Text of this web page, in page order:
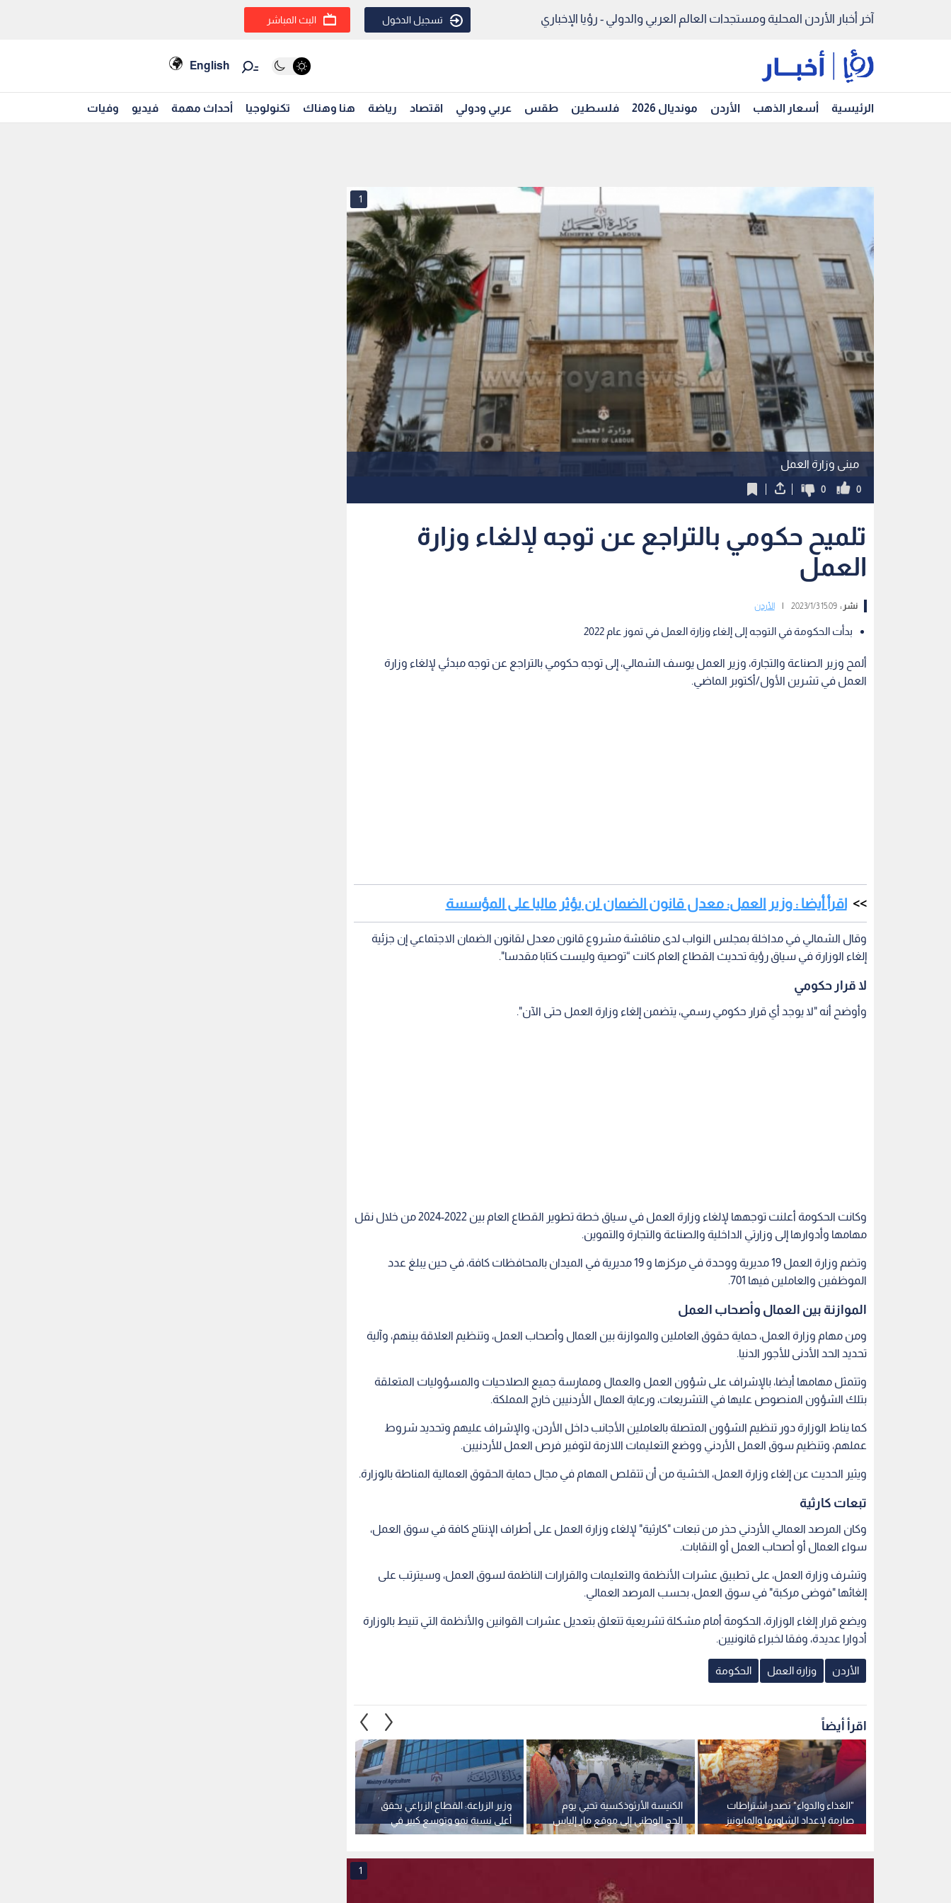
آخر أخبار الأردن المحلية ومستجدات العالم العربي والدولي - رؤيا الإخباري تسجيل الدخول البث المباشر
English
الرئيسية أسعار الذهب الأردن مونديال 2026 فلسطين طقس عربي ودولي اقتصاد رياضة هنا وهناك تكنولوجيا أحداث مهمة فيديو وفيات
مبنى وزارة العمل
1
0
0
تلميح حكومي بالتراجع عن توجه لإلغاء وزارة
العمل
نشر :15:09 2023/1/3 الأردن
بدأت الحكومة في التوجه إلى إلغاء وزارة العمل في تموز عام 2022
ألمح وزير الصناعة والتجارة، وزير العمل يوسف الشمالي، إلى توجه حكومي بالتراجع عن توجه مبدئي لإلغاء وزارة
العمل في تشرين الأول/أكتوبر الماضي.
اقرأ أيضا : وزير العمل: معدل قانون الضمان لن يؤثر ماليا على المؤسسة
وقال الشمالي في مداخلة بمجلس النواب لدى مناقشة مشروع قانون معدل لقانون الضمان الاجتماعي إن جزئية
إلغاء الوزارة في سياق رؤية تحديث القطاع العام كانت “توصية وليست كتابا مقدسا".
لا قرار حكومي
وأوضح أنه "لا يوجد أي قرار حكومي رسمي، يتضمن إلغاء وزارة العمل حتى الآن".
وكانت الحكومة أعلنت توجهها لإلغاء وزارة العمل في سياق خطة تطوير القطاع العام بين 2022-2024 من خلال نقل
مهامها وأدوارها إلى وزارتي الداخلية والصناعة والتجارة والتموين.
وتضم وزارة العمل 19 مديرية ووحدة في مركزها و 19 مديرية في الميدان بالمحافظات كافة، في حين يبلغ عدد
الموظفين والعاملين فيها 701.
الموازنة بين العمال وأصحاب العمل
ومن مهام وزارة العمل، حماية حقوق العاملين والموازنة بين العمال وأصحاب العمل، وتنظيم العلاقة بينهم، وآلية
تحديد الحد الأدنى للأجور الدنيا.
وتتمثل مهامها أيضا، بالإشراف على شؤون العمل والعمال وممارسة جميع الصلاحيات والمسؤوليات المتعلقة
بتلك الشؤون المنصوص عليها في التشريعات، ورعاية العمال الأردنيين خارج المملكة.
كما يناط الوزارة دور تنظيم الشؤون المتصلة بالعاملين الأجانب داخل الأردن، والإشراف عليهم وتحديد شروط
عملهم، وتنظيم سوق العمل الأردني ووضع التعليمات اللازمة لتوفير فرص العمل للأردنيين.
ويثير الحديث عن إلغاء وزارة العمل، الخشية من أن تتقلص المهام في مجال حماية الحقوق العمالية المناطة بالوزارة.
تبعات كارثية
وكان المرصد العمالي الأردني حذر من تبعات "كارثية" لإلغاء وزارة العمل على أطراف الإنتاج كافة في سوق العمل،
سواء العمال أو أصحاب العمل أو النقابات.
وتشرف وزارة العمل، على تطبيق عشرات الأنظمة والتعليمات والقرارات الناظمة لسوق العمل، وسيترتب على
إلغائها "فوضى مركبة" في سوق العمل، بحسب المرصد العمالي.
ويضع قرار إلغاء الوزارة، الحكومة أمام مشكلة تشريعية تتعلق بتعديل عشرات القوانين والأنظمة التي تنيط بالوزارة
أدوارا عديدة، وفقا لخبراء قانونيين.
الأردن وزارة العمل الحكومة
اقرأ أيضاً
وزير الزراعة: القطاع الزراعي يحقق
أعلى نسبة نمو وتوسع كبير في
الصادرات الوطنية
الكنيسة الأرثوذكسية تحيي يوم
الحج الوطني إلى موقع مار إلياس
الأثري في عجلون
"الغذاء والدواء" تصدر اشتراطات
صارمة لإعداد الشاورما والمايونيز
في المطاعم
1